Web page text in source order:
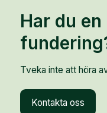
Har du
Tveka inte att höra
Kontakta oss